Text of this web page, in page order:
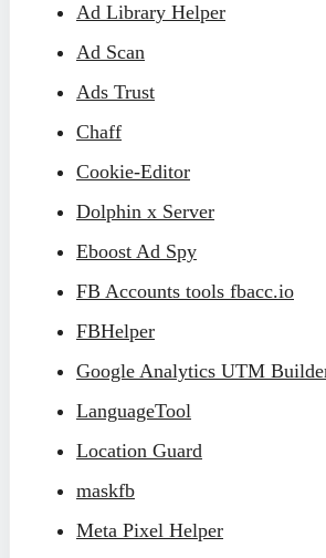
Ad Library Helper
Ad Scan
Ads Trust
Chaff
Cookie-Editor
Dolphin x Server
Eboost Ad Spy
FB Accounts tools fbacc.io
FBHelper
Google Analytics UTM
LanguageTool
Location Guard
maskfb
Meta Pixel Helper